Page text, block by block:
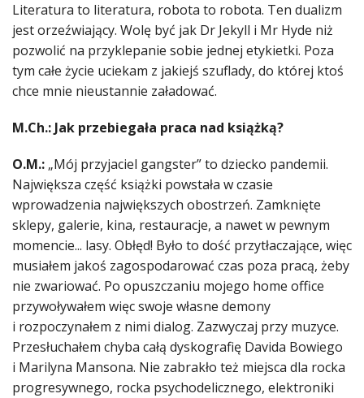
Literatura to literatura, robota to robota. Ten dualizm
jest orzeźwiający. Wolę być jak Dr Jekyll i Mr Hyde niż
pozwolić na przyklepanie sobie jednej etykietki. Poza
tym całe życie uciekam z jakiejś szuflady, do której ktoś
chce mnie nieustannie załadować.
M.Ch.: Jak przebiegała praca nad książką?
O.M.: „Mój przyjaciel gangster” to dziecko pandemii.
Największa część książki powstała w czasie
wprowadzenia największych obostrzeń. Zamknięte
sklepy, galerie, kina, restauracje, a nawet w pewnym
momencie... lasy. Obłęd! Było to dość przytłaczające, więc
musiałem jakoś zagospodarować czas poza pracą, żeby
nie zwariować. Po opuszczaniu mojego home office
przywoływałem więc swoje własne demony
i rozpoczynałem z nimi dialog. Zazwyczaj przy muzyce.
Przesłuchałem chyba całą dyskografię Davida Bowiego
i Marilyna Mansona. Nie zabrakło też miejsca dla rocka
progresywnego, rocka psychodelicznego, elektroniki